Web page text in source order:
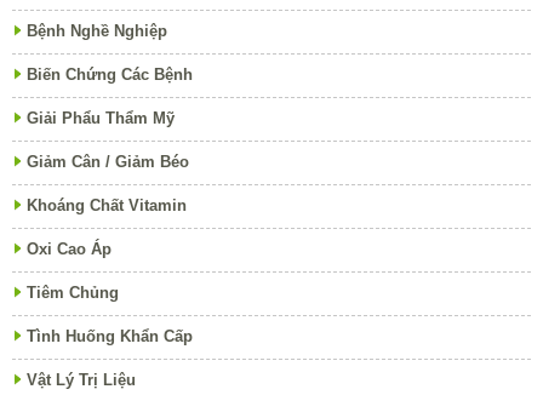
Bệnh Nghề Nghiệp
Biến Chứng Các Bệnh
Giải Phẩu Thẩm Mỹ
Giảm Cân / Giảm Béo
Khoáng Chất Vitamin
Oxi Cao Áp
Tiêm Chủng
Tình Huống Khẩn Cấp
Vật Lý Trị Liệu